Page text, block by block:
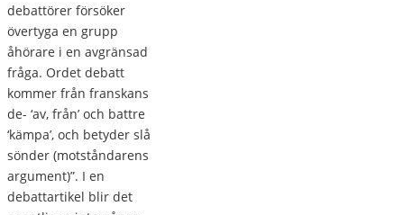
debattörer försöker
övertyga en grupp
åhörare i en avgränsad
fråga. Ordet debatt
kommer från franskans
de- ‘av, från’ och battre
‘kämpa’, och betyder slå
sönder (motståndarens
argument)”. I en
debattartikel blir det